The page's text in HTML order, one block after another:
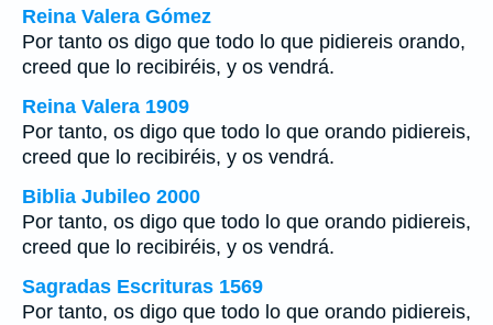
Reina Valera Gómez
Por tanto os digo que todo lo que pidiereis orando,
creed que lo recibiréis, y os vendrá.
Reina Valera 1909
Por tanto, os digo que todo lo que orando pidiereis,
creed que lo recibiréis, y os vendrá.
Biblia Jubileo 2000
Por tanto, os digo que todo lo que orando pidiereis,
creed que lo recibiréis, y os vendrá.
Sagradas Escrituras 1569
Por tanto, os digo que todo lo que orando pidiereis,